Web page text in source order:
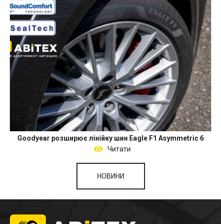
Goodyear розширює лінійку шин Eagle F1 Asymmetric 6
Читати
НОВИНИ